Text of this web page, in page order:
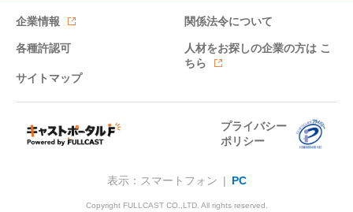
企業情報 関係法令について
各種許認可 人材をお探しの企業の方は こ
ちら
サイトマップ
プライバシー
ポリシー
表示：スマートフォン | PC
Copyright FULLCAST CO.,LTD. All rights reserved.